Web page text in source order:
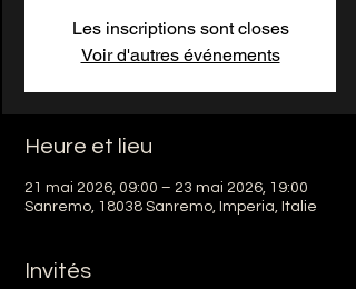
Les inscriptions sont closes
Voir d'autres événements
Heure et lieu
21 mai 2026, 09:00 – 23 mai 2026, 19:00
Sanremo, 18038 Sanremo, Imperia, Italie
Invités